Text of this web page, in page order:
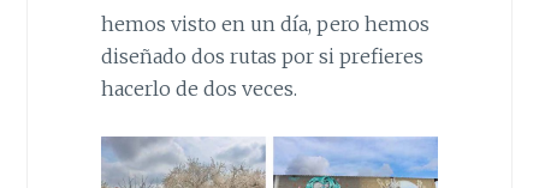
hemos visto en un día, pero hemos
diseñado dos rutas por si prefieres
hacerlo de dos veces.